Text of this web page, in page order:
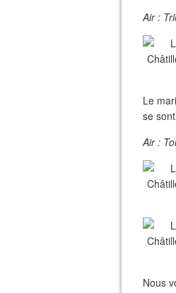
Air :
Le
se
Air :
Nous